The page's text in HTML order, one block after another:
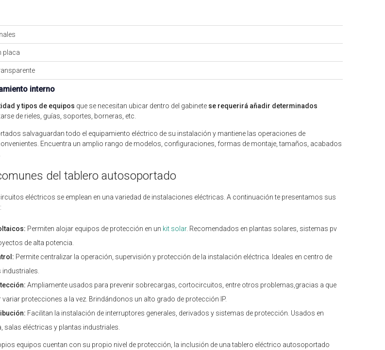
placa
interno
y tipos de equipos que se necesitan ubicar dentro del gabinete se requerirá añadir determinados
de rieles, guías, soportes, borneras, etc.
salvaguardan todo el equipamiento eléctrico de su instalación y mantiene las operaciones de
Encuentra un amplio rango de modelos, configuraciones, formas de montaje, tamaños, acabados
del tablero autosoportado
eléctricos se emplean en una variedad de instalaciones eléctricas. A continuación te presentamos sus
Permiten alojar equipos de protección en un kit solar. Recomendados en plantas solares, sistemas pv
de alta potencia.
Permite centralizar la operación, supervisión y protección de la instalación eléctrica. Ideales en centro de
industriales.
Ampliamente usados para prevenir sobrecargas, cortocircuitos, entre otros problemas,gracias a que
variar protecciones a la vez. Brindándonos un alto grado de protección IP.
Facilitan la instalación de interruptores generales, derivados y sistemas de protección. Usados en
salas eléctricas y plantas industriales.
equipos cuentan con su propio nivel de protección, la inclusión de una tablero eléctrico autosoportado